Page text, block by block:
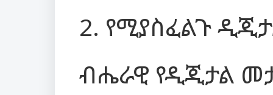
2. የሚያስፈልጉ
ብሔራዊ የዲጂታል